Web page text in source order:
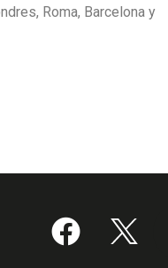
Roma, Barcelona y